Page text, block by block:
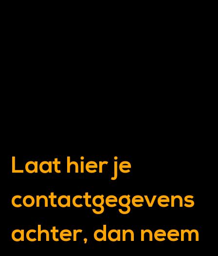
Laat hier je
contactgegevens
achter, dan neem